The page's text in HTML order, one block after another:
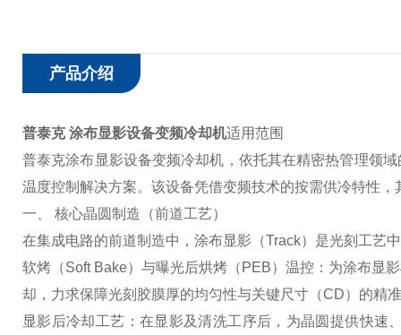
产品介绍
普泰克 涂布显影设备变频冷却机适用范围
普泰克涂布显影设备变频冷却机，依托其在精密热管理领
温度控制解决方案。该设备凭借变频技术的按需供冷特性
一、 核心晶圆制造（前道工艺）
在集成电路的前道制造中，涂布显影（Track）是光刻工艺
软烤（Soft Bake）与曝光后烘烤（PEB）温控：为涂布显
却，力求保障光刻胶膜厚的均匀性与关键尺寸（CD）的精
显影后冷却工艺：在显影及清洗工序后，为晶圆提供快速